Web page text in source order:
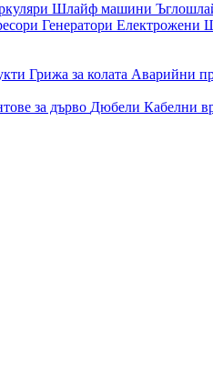
Шлайф машини
Генератори Електрожени
Грижа за колата Аварийни
за дърво Дюбели Кабелни